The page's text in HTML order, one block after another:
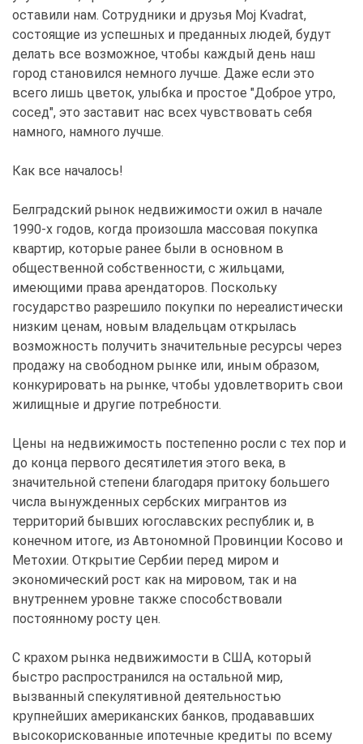
оставили нам. Сотрудники и друзья Moj Kvadrat,
состоящие из успешных и преданных людей, будут
делать все возможное, чтобы каждый день наш
город становился немного лучше. Даже если это
всего лишь цветок, улыбка и простое "Доброе утро,
сосед", это заставит нас всех чувствовать себя
намного, намного лучше.
Как все началось!
Белградский рынок недвижимости ожил в начале
1990-х годов, когда произошла массовая покупка
квартир, которые ранее были в основном в
общественной собственности, с жильцами,
имеющими права арендаторов. Поскольку
государство разрешило покупки по нереалистически
низким ценам, новым владельцам открылась
возможность получить значительные ресурсы через
продажу на свободном рынке или, иным образом,
конкурировать на рынке, чтобы удовлетворить свои
жилищные и другие потребности.
Цены на недвижимость постепенно росли с тех пор и
до конца первого десятилетия этого века, в
значительной степени благодаря притоку большего
числа вынужденных сербских мигрантов из
территорий бывших югославских республик и, в
конечном итоге, из Автономной Провинции Косово и
Метохии. Открытие Сербии перед миром и
экономический рост как на мировом, так и на
внутреннем уровне также способствовали
постоянному росту цен.
С крахом рынка недвижимости в США, который
быстро распространился на остальной мир,
вызванный спекулятивной деятельностью
крупнейших американских банков, продававших
высокорискованные ипотечные кредиты по всему